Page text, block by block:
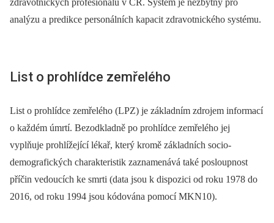
analýzu a predikce personálních kapacit zdravotnického systému.
List o prohlídce zemřelého
List o prohlídce zemřelého (LPZ) je základním zdrojem informací
o každém úmrtí. Bezodkladně po prohlídce zemřelého jej
vyplňuje prohlížející lékař, který kromě základních socio-
demografických charakteristik zaznamenává také posloupnost
příčin vedoucích ke smrti (data jsou k dispozici od roku 1978 do
2016, od roku 1994 jsou kódována pomocí MKN10).